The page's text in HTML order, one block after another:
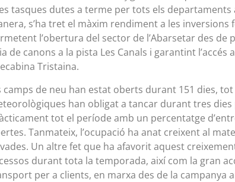
tasques dutes a terme per tots els departaments
s’ha tret el màxim rendiment a les inversions
l’obertura del sector de l’Abarsetar des
de canons a la pista Les Canals i garantint l’accés
Tristaina.
camps de neu han estat oberts durant 151 dies,
han obligat a tancar durant tres dies
tot el període amb un percentatge
Tanmateix, l’ocupació ha anat creixent al
Un altre fet que ha afavorit aquest
durant tota la temporada, així com la gran
per a clients, en marxa des de la campanya